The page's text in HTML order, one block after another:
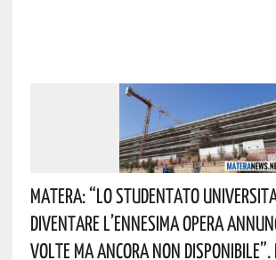
Matera: “Lo Studentato
Diventare L’ennesima Opera
Volte Ma Ancora Non Disponibile”.